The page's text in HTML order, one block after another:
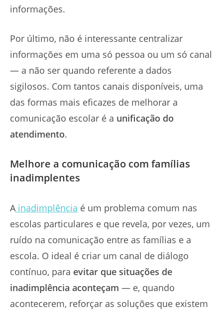
informações.
Por último, não é interessante centralizar
informações em uma só pessoa ou um só canal
— a não ser quando referente a dados
sigilosos. Com tantos canais disponíveis, uma
das formas mais eficazes de melhorar a
comunicação escolar é a unificação do
atendimento.
Melhore a comunicação com famílias
inadimplentes
Ainadimplência é um problema comum nas
escolas particulares e que revela, por vezes, um
ruído na comunicação entre as famílias e a
escola. O ideal é criar um canal de diálogo
contínuo, para evitar que situações de
inadimplência aconteçam — e, quando
acontecerem, reforçar as soluções que existem